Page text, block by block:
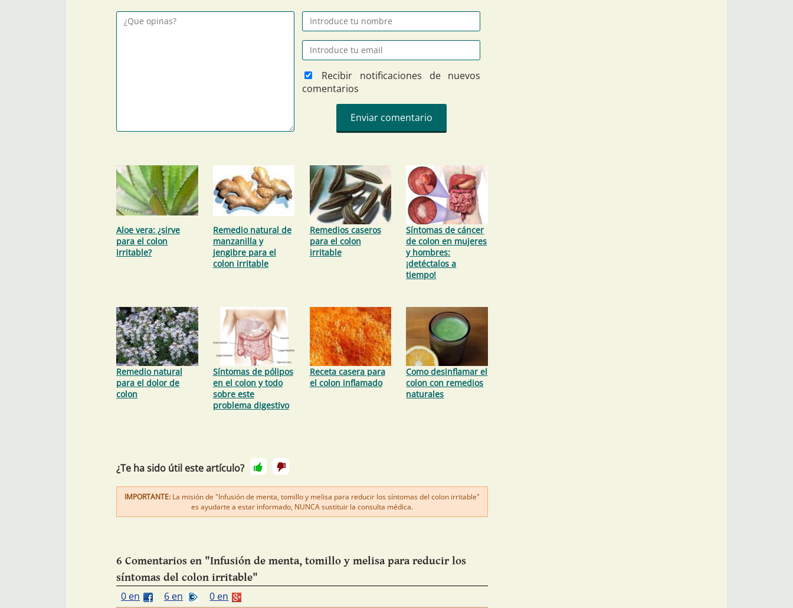
Recibir notificaciones de nuevos
comentarios
Aloe vera: ¿sirve
para el colon
irritable?
Remedio natural de
manzanilla y
jengibre para el
colon irritable
Remedios caseros
para el colon
irritable
Síntomas de cáncer
de colon en mujeres
y hombres:
¡detéctalos a
tiempo!
Remedio natural
para el dolor de
colon
Síntomas de pólipos
en el colon y todo
sobre este
problema digestivo
Receta casera para
el colon inflamado
Como desinflamar el
colon con remedios
naturales
¿Te ha sido útil este artículo?
IMPORTANTE: La misión de "Infusión de menta, tomillo y melisa para reducir los síntomas del colon irritable"
es ayudarte a estar informado, NUNCA sustituir la consulta médica.
6 Comentarios en "Infusión de menta, tomillo y melisa para reducir los
síntomas del colon irritable"
0 en
6 en 0 en